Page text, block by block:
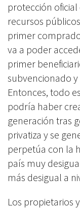
protección
recursos
primer
va a poder
primer
subvencionado
Entonces, todo
podría haber
generación tras
privatiza y se
perpetúa con la
país muy
más desigual a
Los propietarios